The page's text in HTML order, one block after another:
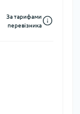
За тарифами
перевізника